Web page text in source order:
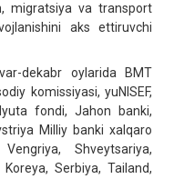
migratsiya va transport
aks ettiruvchi
dekabr oylarida BMT
komissiyasi, yuNISEF,
fondi, Jahon banki,
Milliy banki xalqaro
Shveytsariya,
Serbiya, Tailand,